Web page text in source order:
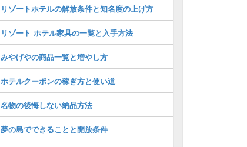
リゾートホテルの解放条件と知名度の上げ方
リゾート ホテル家具の一覧と入手方法
みやげやの商品一覧と増やし方
ホテルクーポンの稼ぎ方と使い道
名物の後悔しない納品方法
夢の島でできることと開放条件